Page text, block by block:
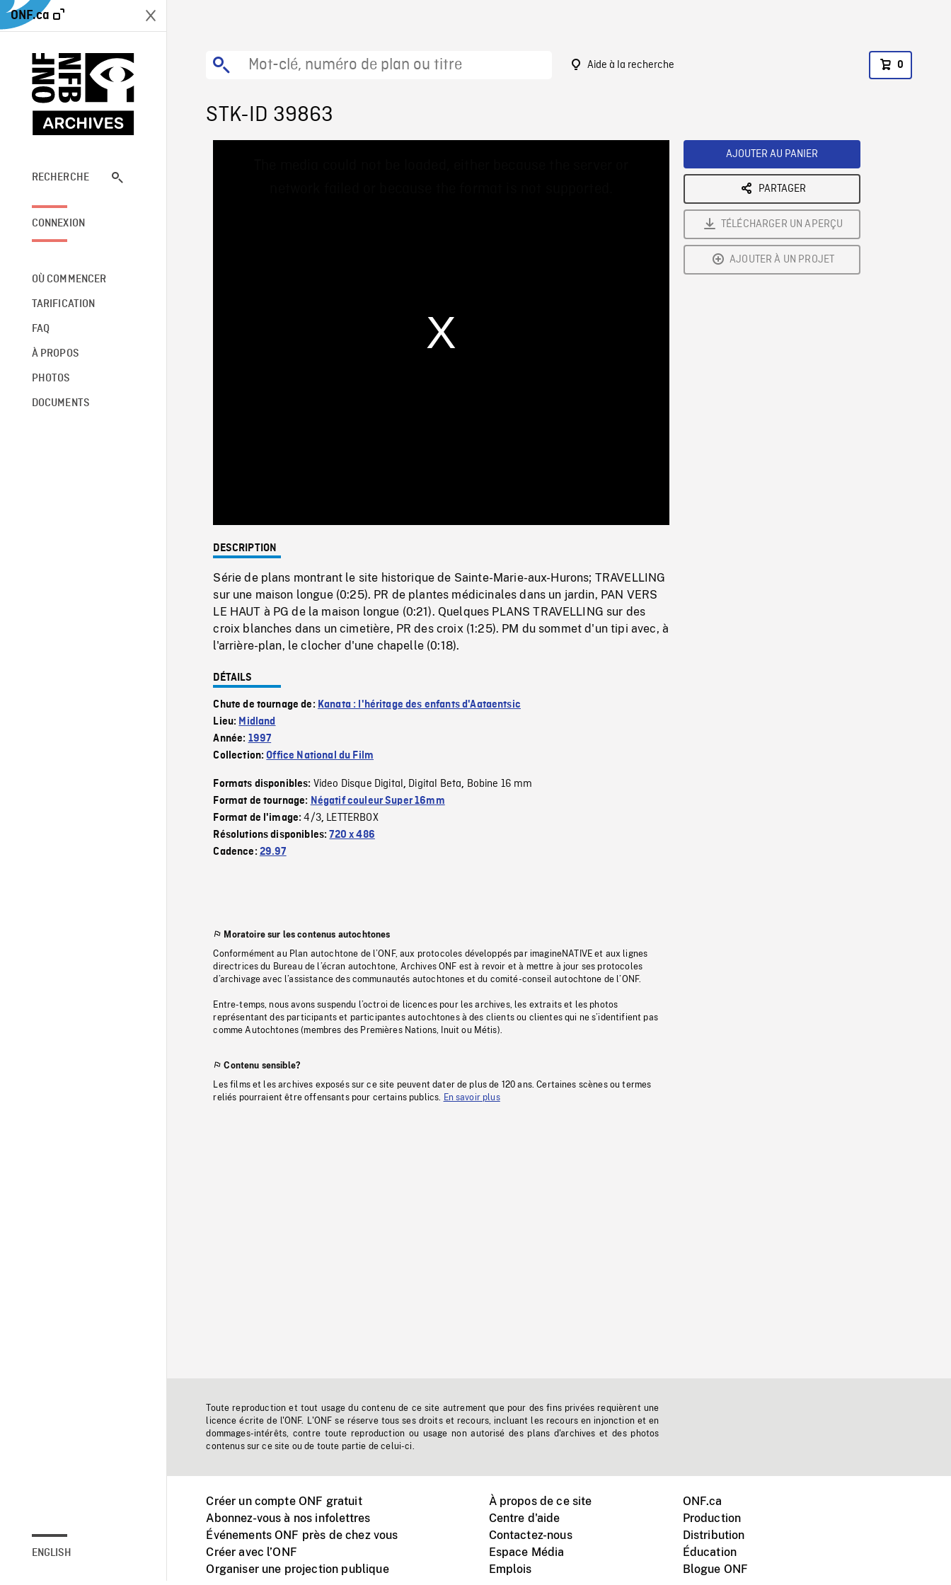
ONF.ca
RECHERCHE
CONNEXION
OÙ COMMENCER
TARIFICATION
FAQ
À PROPOS
PHOTOS
DOCUMENTS
ENGLISH
Aide à la recherche 0
STK-ID 39863
0%
Rate
DESCRIPTION
Série de plans montrant le site historique de Sainte-Marie-aux-Hurons; TRAVELLING
sur une maison longue (0:25). PR de plantes médicinales dans un jardin, PAN VERS
LE HAUT à PG de la maison longue (0:21). Quelques PLANS TRAVELLING sur des
croix blanches dans un cimetière, PR des croix (1:25). PM du sommet d'un tipi avec, à
l'arrière-plan, le clocher d'une chapelle (0:18).
DÉTAILS
Chute de tournage de: Kanata : l'héritage des enfants d'Aataentsic
Lieu: Midland
Année: 1997
Collection:Office National du Film
Formats disponibles: Video Disque Digital, Digital Beta, Bobine 16 mm
Format de tournage: Négatif couleur Super 16mm
Format de l'image:4/3, LETTERBOX
Résolutions disponibles:720 x 486
Cadence: 29.97
Moratoire sur les contenus autochtones
Conformément au Plan autochtone de l’ONF, aux protocoles développés par imagineNATIVE et aux lignes
directrices du Bureau de l’écran autochtone, Archives ONF est à revoir et à mettre à jour ses protocoles
d’archivage avec l’assistance des communautés autochtones et du comité-conseil autochtone de l’ONF.
Entre-temps, nous avons suspendu l’octroi de licences pour les archives, les extraits et les photos
représentant des participants et participantes autochtones à des clients ou clientes qui ne s’identifient pas
comme Autochtones (membres des Premières Nations, Inuit ou Métis).
Contenu sensible?
Les films et les archives exposés sur ce site peuvent dater de plus de 120 ans. Certaines scènes ou termes
reliés pourraient être offensants pour certains publics.
En savoir plus
AJOUTER AU PANIER
PARTAGER
TÉLÉCHARGER UN APERÇU
AJOUTER À UN PROJET
Toute reproduction et tout usage du contenu de ce site autrement que pour des fins privées requièrent une
licence écrite de l'ONF. L'ONF se réserve tous ses droits et recours, incluant les recours en injonction et en
dommages-intérêts, contre toute reproduction ou usage non autorisé des plans d'archives et des photos
contenus sur ce site ou de toute partie de celui-ci.
Créer un compte ONF gratuit
Abonnez-vous à nos infolettres
Événements ONF près de chez vous
Créer avec l’ONF
Organiser une projection publique
À propos de ce site
Centre d'aide
Contactez-nous
Espace Média
Emplois
ONF.ca
Production
Distribution
Éducation
Blogue ONF